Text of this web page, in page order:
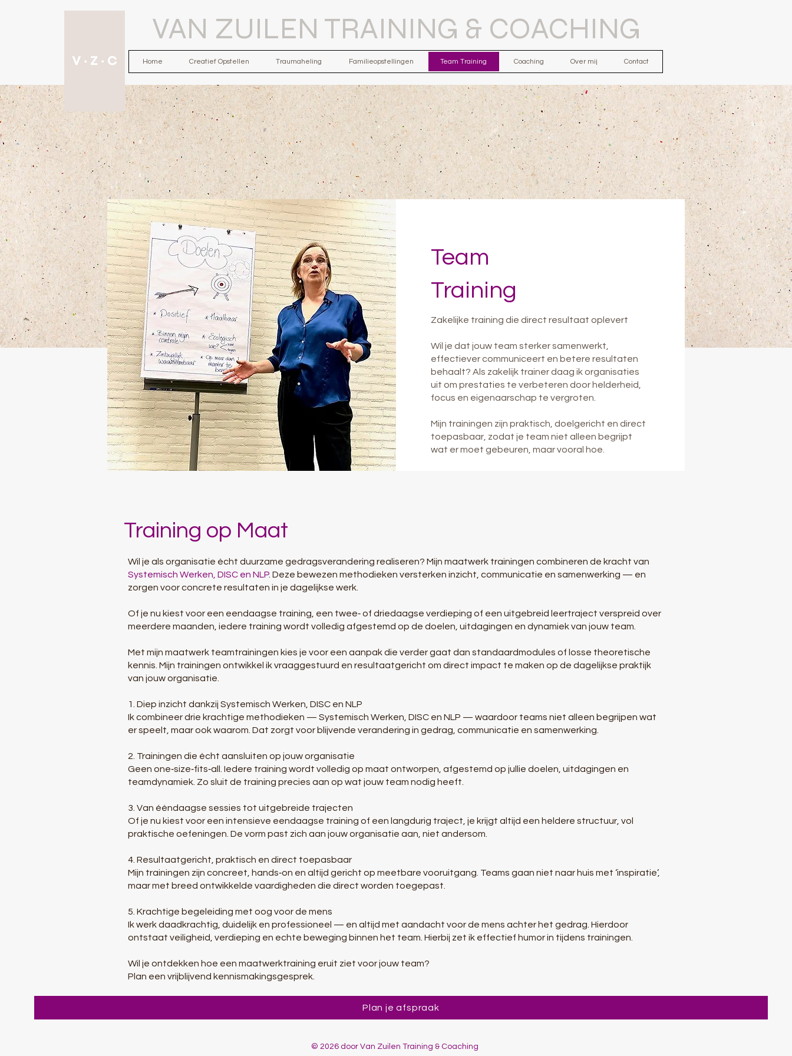
VAN ZUILEN TRAINING & COACHING
Home Creatief Opstellen Traumaheling Familieopstellingen Team Training Coaching Over mij Contact
Team
Training
Zakelijke training die direct resultaat oplevert
Wil je dat jouw team sterker samenwerkt,
effectiever communiceert en betere resultaten
behaalt? Als zakelijk trainer daag ik organisaties
uit om prestaties te verbeteren door helderheid,
focus en eigenaarschap te vergroten.
Mijn trainingen zijn praktisch, doelgericht en direct
toepasbaar, zodat je team niet alleen begrijpt
wat er moet gebeuren, maar vooral hoe.
Training op Maat
Wil je als organisatie écht duurzame gedragsverandering realiseren? Mijn maatwerk trainingen combineren de kracht van
Systemisch Werken, DISC en NLP . Deze bewezen methodieken versterken inzicht, communicatie en samenwerking — en
zorgen voor concrete resultaten in je dagelijkse werk.
Of je nu kiest voor een eendaagse training, een twee‑ of driedaagse verdieping of een uitgebreid leertraject verspreid over
meerdere maanden, iedere training wordt volledig afgestemd op de doelen, uitdagingen en dynamiek van jouw team.
Met mijn maatwerk teamtrainingen kies je voor een aanpak die verder gaat dan standaardmodules of losse theoretische
kennis. Mijn trainingen ontwikkel ik vraaggestuurd en resultaatgericht om direct impact te maken op de dagelijkse praktijk
van jouw organisatie.
1. Diep inzicht dankzij Systemisch Werken, DISC en NLP
Ik combineer drie krachtige methodieken — Systemisch Werken, DISC en NLP — waardoor teams niet alleen begrijpen wat
er speelt, maar ook waarom. Dat zorgt voor blijvende verandering in gedrag, communicatie en samenwerking.
2. Trainingen die écht aansluiten op jouw organisatie
Geen one‑size‑fits‑all. Iedere training wordt volledig op maat ontworpen, afgestemd op jullie doelen, uitdagingen en
teamdynamiek. Zo sluit de training precies aan op wat jouw team nodig heeft.
3. Van ééndaagse sessies tot uitgebreide trajecten
Of je nu kiest voor een intensieve eendaagse training of een langdurig traject, je krijgt altijd een heldere structuur, vol
praktische oefeningen. De vorm past zich aan jouw organisatie aan, niet andersom.
4. Resultaatgericht, praktisch en direct toepasbaar
Mijn trainingen zijn concreet, hands‑on en altijd gericht op meetbare vooruitgang. Teams gaan niet naar huis met ‘inspiratie’,
maar met breed ontwikkelde vaardigheden die direct worden toegepast.
5. Krachtige begeleiding met oog voor de mens
Ik werk daadkrachtig, duidelijk en professioneel — en altijd met aandacht voor de mens achter het gedrag. Hierdoor
ontstaat veiligheid, verdieping en echte beweging binnen het team. Hierbij zet ik effectief humor in tijdens trainingen.
Wil je ontdekken hoe een maatwerktraining eruit ziet voor jouw team?
Plan een vrijblijvend kennismakingsgesprek.
Plan je afspraak
© 2026 door Van Zuilen Training & Coaching